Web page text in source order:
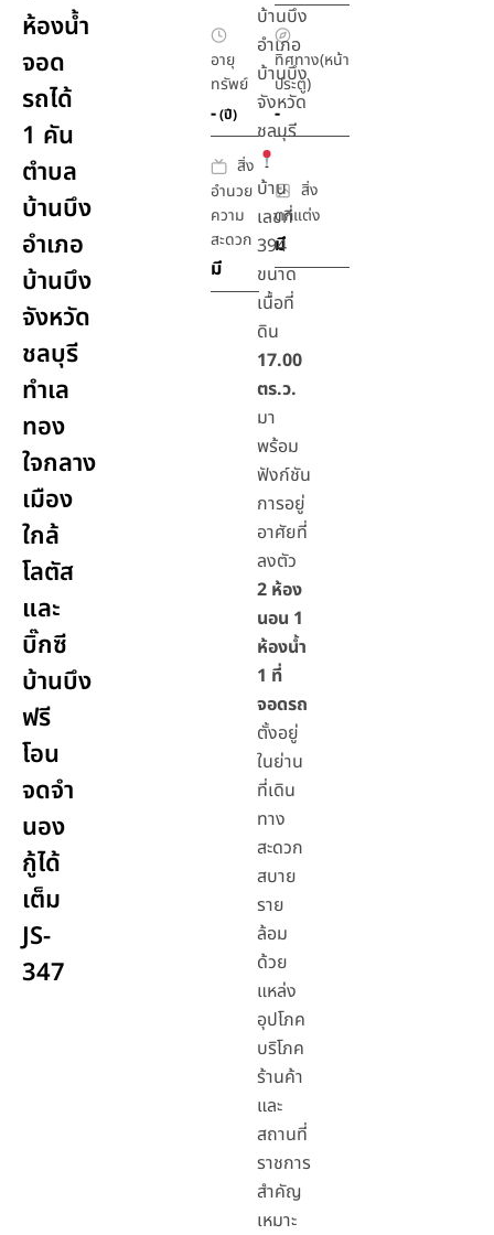
ห้องน้ำ
จอด
รถได้
1 คัน
ตำบล
บ้านบึง
อำเภอ
บ้านบึง
จังหวัด
ชลบุรี
ทำเล
ทอง
ใจกลาง
เมือง
ใกล้
โลตัส
และ
บิ๊กซี
บ้านบึง
ฟรี
โอน
จดจำ
นอง
กู้ได้
เต็ม
JS-
347
อายุ
ทรัพย์
-(ปี)
ทิศทาง(หน้า
ประตู)
-
สิ่ง
อำนวย
ความ
สะดวก
มี
สิ่ง
ตกแต่ง
มี
บ้านบึง
อำเภอ
บ้านบึง
จังหวัด
ชลบุรี
บ้าน
เลขที่
394
ขนาด
เนื้อที่
ดิน
17.00
ตร.ว.
มา
พร้อม
ฟังก์ชัน
การอยู่
อาศัยที่
ลงตัว
2 ห้อง
นอน 1
ห้องน้ำ
1 ที่
จอดรถ
ตั้งอยู่
ในย่าน
ที่เดิน
ทาง
สะดวก
สบาย
ราย
ล้อม
ด้วย
แหล่ง
อุปโภค
บริโภค
ร้านค้า
และ
สถานที่
ราชการ
สำคัญ
เหมาะ